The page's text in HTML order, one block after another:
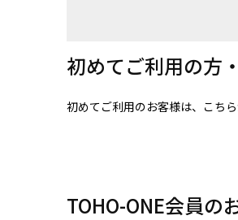
初めてご利用の方
初めてご利用のお客様は、こち
TOHO-ONE会員の